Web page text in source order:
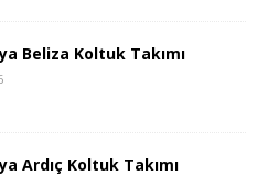
Beliza Koltuk Takımı
Ardıç Koltuk Takımı